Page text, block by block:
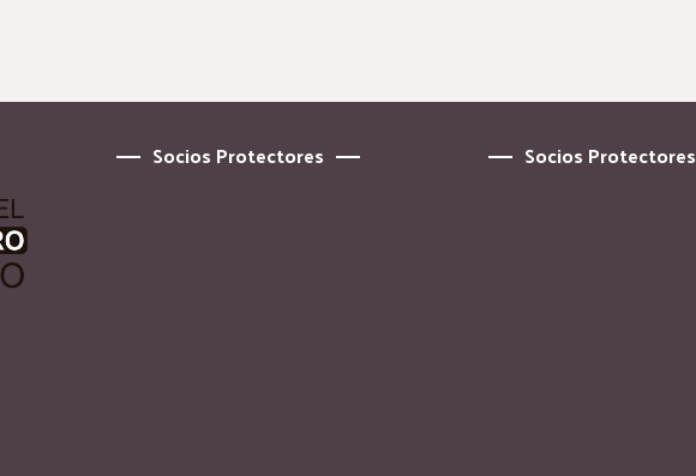
Socios Protectores Socios Protectores